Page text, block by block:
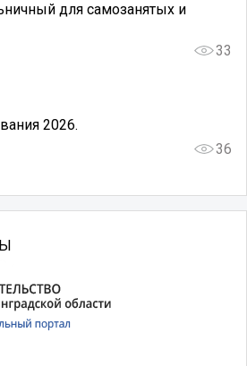
для самозанятых и
33
2026.
36